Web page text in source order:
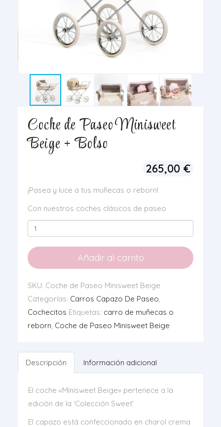
Coche de Paseo Minisweet
Beige + Bolso
265,00 €
¡Pasea y luce a tus muñecas o reborn!
Con nuestros coches clásicos de paseo
Coche
de
Paseo
Minisweet
Bolso
Añadir al carrito
SKU: Coche de Paseo Minisweet Beige
Categorías: Carros Capazo De Paseo,
Cochecitos Etiquetas: carro de muñecas o
reborn, Coche de Paseo Minisweet Beige
Descripción Información adicional
El coche «Minisweet Beige» pertenece a la
edición de la ‘Colección Sweet’
El capazo está confeccionado en charol crema